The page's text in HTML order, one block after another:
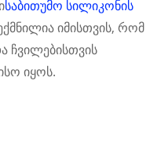
საბითუმო სილიკონის
იმისთვის, რომ
ჩვილებისთვის
იყოს.